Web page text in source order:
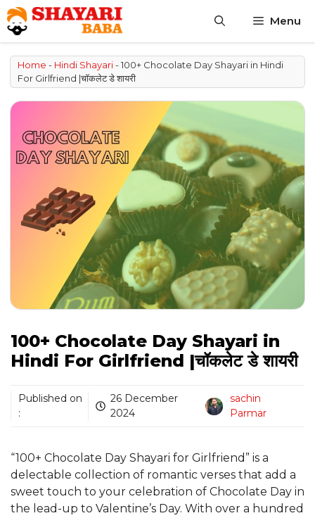
Skip
to
content
Menu
Home - Hindi Shayari-100+ Chocolate Day Shayari in Hindi
For Girlfriend |चॉकलेट डे शायरी
100+ Chocolate Day Shayari in
Hindi For Girlfriend |चॉकलेट डे शायरी
Published on
:
26 December
2024
sachin
Parmar
“100+ Chocolate Day Shayari for Girlfriend” is a
delectable collection of romantic verses that add a
sweet touch to your celebration of Chocolate Day in
the lead-up to Valentine’s Day. With over a hundred